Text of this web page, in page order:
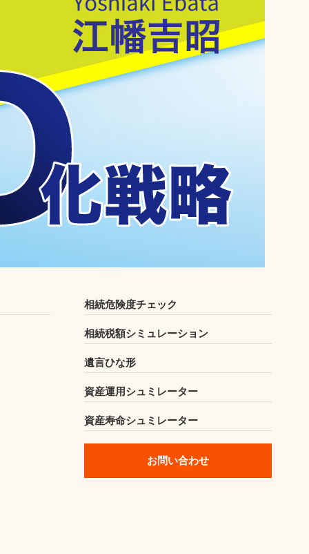
相続危険度チェック
相続税額シミュレーション
遺言ひな形
資産運用シュミレーター
資産寿命シュミレーター
お問い合わせ